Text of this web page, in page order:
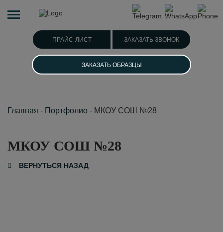
ПРАЙС-ЛИСТ ЗАКАЗАТЬ ЗВОНОК
ЗАКАЗАТЬ ОБРАЗЦЫ
Главная - Портфолио - МКОУ СОШ №28
МКОУ СОШ №28
ВЕРНУТЬСЯ НАЗАД